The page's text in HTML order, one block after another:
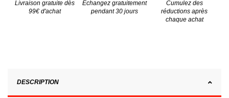
Livraison gratuite dès
99€ d'achat
Échangez gratuitement
pendant 30 jours
Cumulez des
réductions après
chaque achat
DESCRIPTION